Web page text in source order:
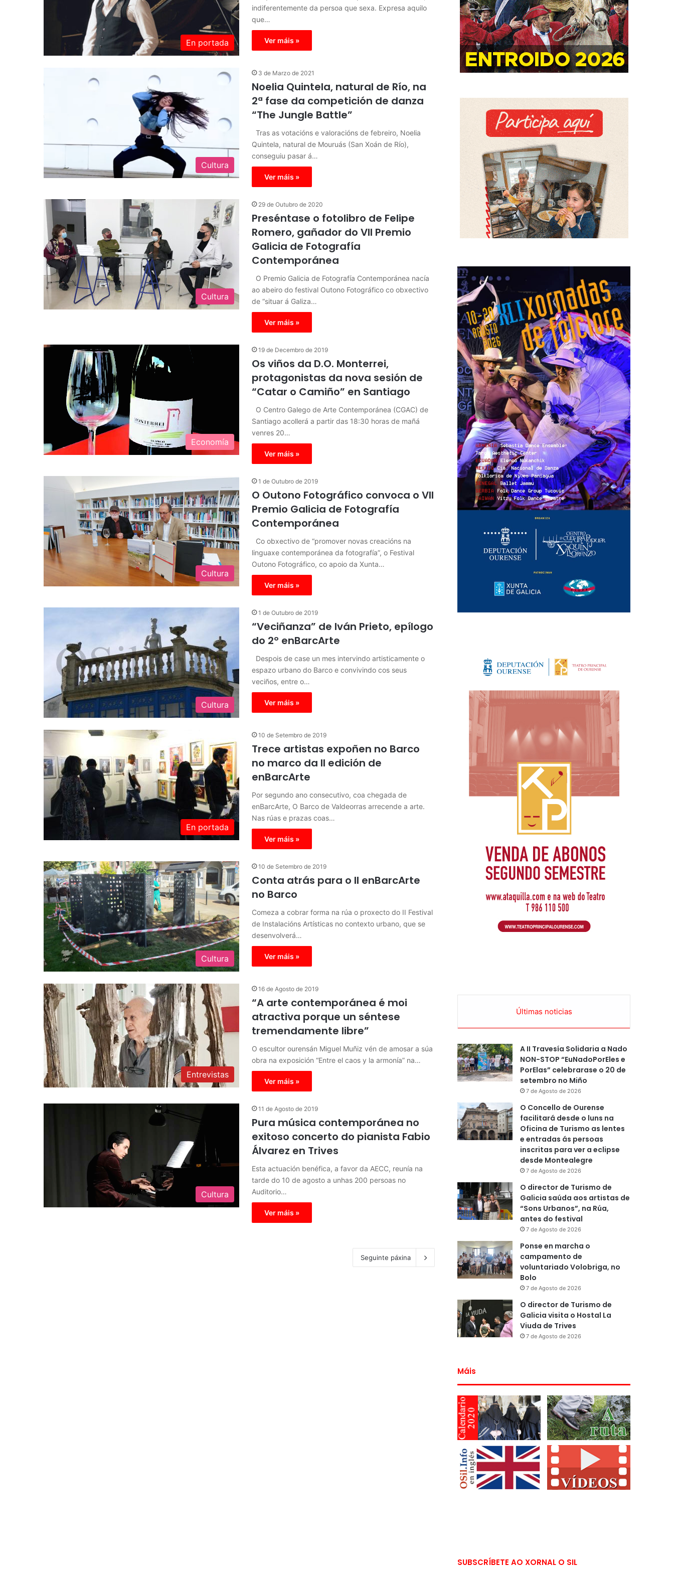
En portada
indiferentemente da persoa que sexa. Expresa aquilo
que…
Ver máis »
Cultura
3 de Marzo de 2021
Noelia Quintela, natural de Río, na
2ª fase da competición de danza
“The Jungle Battle”
Tras as votacións e valoracións de febreiro, Noelia
Quintela, natural de Mouruás (San Xoán de Río),
conseguiu pasar á…
Ver máis »
Cultura
29 de Outubro de 2020
Preséntase o fotolibro de Felipe
Romero, gañador do VII Premio
Galicia de Fotografía
Contemporánea
O Premio Galicia de Fotografía Contemporánea nacía
ao abeiro do festival Outono Fotográfico co obxectivo
de “situar á Galiza…
Ver máis »
Economía
19 de Decembro de 2019
Os viños da D.O. Monterrei,
protagonistas da nova sesión de
“Catar o Camiño” en Santiago
O Centro Galego de Arte Contemporánea (CGAC) de
Santiago acollerá a partir das 18:30 horas de mañá
venres 20…
Ver máis »
Cultura
1 de Outubro de 2019
O Outono Fotográfico convoca o VII
Premio Galicia de Fotografía
Contemporánea
Co obxectivo de “promover novas creacións na
linguaxe contemporánea da fotografía”, o Festival
Outono Fotográfico, co apoio da Xunta…
Ver máis »
Cultura
1 de Outubro de 2019
“Veciñanza” de Iván Prieto, epílogo
do 2º enBarcArte
Despois de case un mes intervindo artisticamente o
espazo urbano do Barco e convivindo cos seus
veciños, entre o…
Ver máis »
En portada
10 de Setembro de 2019
Trece artistas expoñen no Barco
no marco da II edición de
enBarcArte
Por segundo ano consecutivo, coa chegada de
enBarcArte, O Barco de Valdeorras arrecende a arte.
Nas rúas e prazas coas…
Ver máis »
Cultura
10 de Setembro de 2019
Conta atrás para o II enBarcArte
no Barco
Comeza a cobrar forma na rúa o proxecto do II Festival
de Instalacións Artísticas no contexto urbano, que se
desenvolverá…
Ver máis »
Entrevistas
16 de Agosto de 2019
“A arte contemporánea é moi
atractiva porque un séntese
tremendamente libre”
O escultor ourensán Miguel Muñiz vén de amosar a súa
obra na exposición “Entre el caos y la armonía” na…
Ver máis »
Cultura
11 de Agosto de 2019
Pura música contemporánea no
exitoso concerto do pianista Fabio
Álvarez en Trives
Esta actuación benéfica, a favor da AECC, reunía na
tarde do 10 de agosto a unhas 200 persoas no
Auditorio…
Ver máis »
Seguinte páxina
Últimas noticias
A II Travesía Solidaria a Nado
NON-STOP “EuNadoPorEles e
PorElas” celebrarase o 20 de
setembro no Miño
7 de Agosto de 2026
O Concello de Ourense
facilitará desde o luns na
Oficina de Turismo as lentes
e entradas ás persoas
inscritas para ver a eclipse
desde Montealegre
7 de Agosto de 2026
O director de Turismo de
Galicia saúda aos artistas de
“Sons Urbanos”, na Rúa,
antes do festival
7 de Agosto de 2026
Ponse en marcha o
campamento de
voluntariado Volobriga, no
Bolo
7 de Agosto de 2026
O director de Turismo de
Galicia visita o Hostal La
Viuda de Trives
7 de Agosto de 2026
Máis
SUBSCRÍBETE AO XORNAL O SIL